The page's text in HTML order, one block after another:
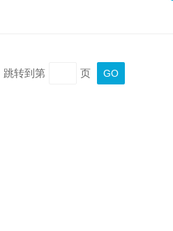
转到第 页